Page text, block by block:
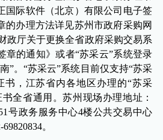
国际软件（北京）有限公司电子签
的办理方法详见苏州市政府采购网
政厅关于更换全省政府采购交易系
章的通知》或者“苏采云”系统登录
”。“苏采云”系统目前仅支持“苏采
书，江苏省内各地区办理的“苏采
书全省通用。苏州现场办理地址：
号政务服务中心4楼公共交易中心
69820834。